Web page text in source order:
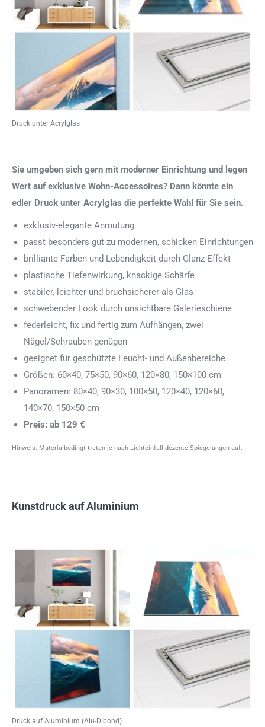
Druck unter Acrylglas
Sie umgeben sich gern mit moderner Einrichtung und legen
Wert auf exklusive Wohn-Accessoires? Dann könnte ein
edler Druck unter Acrylglas die perfekte Wahl für Sie sein.
exklusiv-elegante Anmutung
passt besonders gut zu modernen, schicken Einrichtungen
brilliante Farben und Lebendigkeit durch Glanz-Effekt
plastische Tiefenwirkung, knackige Schärfe
stabiler, leichter und bruchsicherer als Glas
schwebender Look durch unsichtbare Galerieschiene
federleicht, fix und fertig zum Aufhängen, zwei
Nägel/Schrauben genügen
geeignet für geschützte Feucht- und Außenbereiche
Größen: 60×40, 75×50, 90×60, 120×80, 150×100 cm
Panoramen: 80×40, 90×30, 100×50, 120×40, 120×60,
140×70, 150×50 cm
Preis: ab 129 €
Hinweis: Materialbedingt treten je nach Lichteinfall dezente Spiegelungen auf.
Kunstdruck auf Aluminium
Druck auf Aluminium (Alu-Dibond)